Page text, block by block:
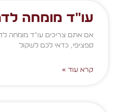
עו"ד מומחה
אם אתם צריכים עו”ד מומחה
ספציפי, כדאי לכם לשקול
קרא עוד »